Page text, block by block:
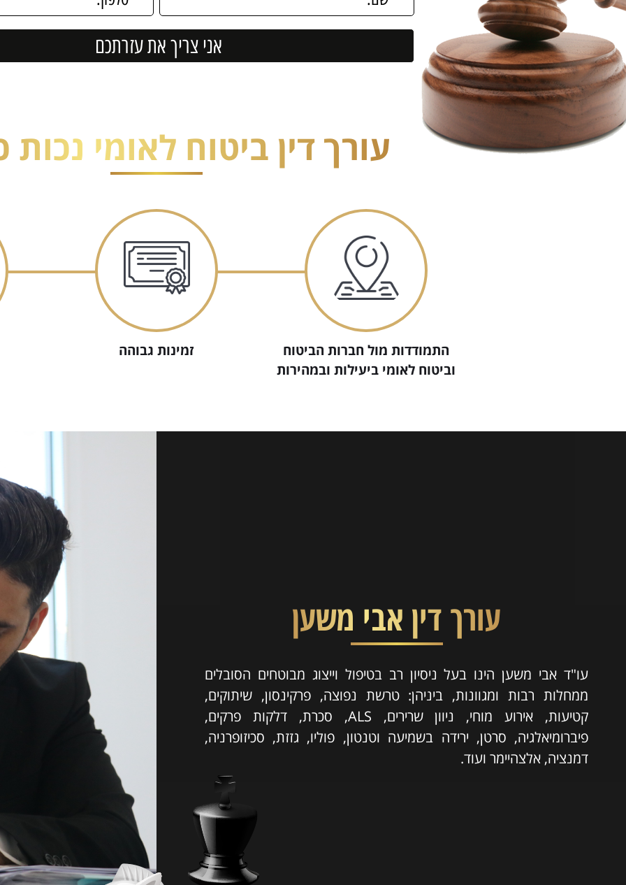
עורך דין ביטוח לאומי נכות
התמודדות מול חברות הביטוח
וביטוח לאומי ביעילות ובמהירות
זמינות גבוהה
עורך דין אבי משען
עו"ד אבי משען הינו בעל ניסיון רב בטיפול וייצוג מבוטחים הסובלים
ממחלות רבות ומגוונות, ביניהן: טרשת נפוצה, פרקינסון, שיתוקים,
קטיעות, אירוע מוחי, ניוון שרירים, ALS, סכרת, דלקות פרקים,
פיברומיאלגיה, סרטן, ירידה בשמיעה וטנטון, פוליו, גזזת, סכיזופרניה,
דמנציה, אלצהיימר ועוד.